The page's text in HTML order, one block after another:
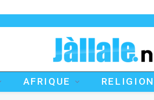
AFRIQUE RELIGION